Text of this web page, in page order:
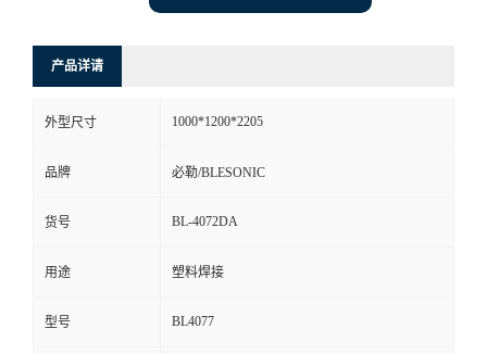
产品详请
外型尺寸 1000*1200*2205
品牌 必勒/BLESONIC
货号 BL-4072DA
用途 塑料焊接
型号 BL4077